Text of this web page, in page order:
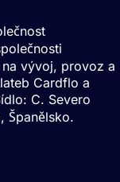
vývoj, provoz a
Cardflo a
C. Severo
Španělsko.